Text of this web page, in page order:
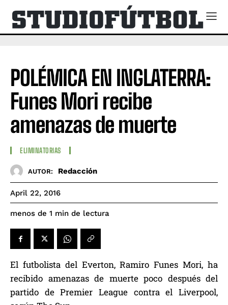
POLÉMICA EN INGLATERRA:
Funes Mori recibe
amenazas de muerte
ELIMINATORIAS
AUTOR: Redacción
April 22, 2016
menos de 1 min de lectura
El futbolista del Everton, Ramiro Funes Mori, ha
recibido amenazas de muerte poco después del
partido de Premier League contra el Liverpool,